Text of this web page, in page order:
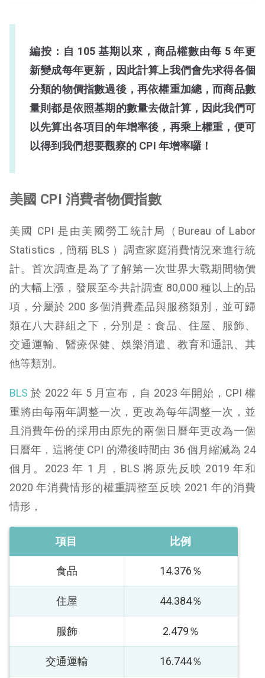
編按：自 105 基期以來，商品權數由每 5 年更
新變成每年更新，因此計算上我們會先求得各個
分類的物價指數過後，再依權重加總，而商品數
量則都是依照基期的數量去做計算，因此我們可
以先算出各項目的年增率後，再乘上權重，便可
以得到我們想要觀察的 CPI 年增率囉！
美國 CPI 消費者物價指數
美國 CPI 是由美國勞工統計局（Bureau of Labor
Statistics，簡稱 BLS ）調查家庭消費情況來進行統
計。首次調查是為了了解第一次世界大戰期間物價
的大幅上漲，發展至今共計調查 80,000 種以上的品
項，分屬於 200 多個消費產品與服務類別，並可歸
類在八大群組之下，分別是：食品、住屋、服飾、
交通運輸、醫療保健、娛樂消遣、教育和通訊、其
他等類別。
BLS 於 2022 年 5 月宣布，自 2023 年開始，CPI 權
重將由每兩年調整一次，更改為每年調整一次，並
且消費年份的採用由原先的兩個日曆年更改為一個
日曆年，這將使 CPI 的滯後時間由 36 個月縮減為 24
個月。2023 年 1 月，BLS 將原先反映 2019 年和
2020 年消費情形的權重調整至反映 2021 年的消費
情形，
項目 比例
食品 14.376％
住屋 44.384％
服飾 2.479％
交通運輸 16.744％